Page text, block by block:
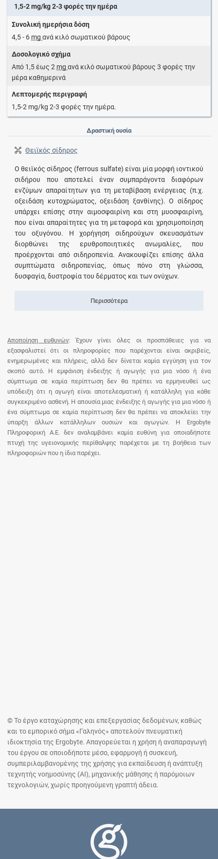
1,5-2 mg/kg 2-3 φορές την ημέρα
Συνολική ημερήσια δόση
4,5 - 6 mgανά κιλό σωματικού βάρους
Δοσολογικό σχήμα
Από 1,5 έως 2 mgανά κιλό σωματικού βάρους 3 φορές την
μέρα καθημερινά
Λεπτομερής περιγραφή
1,5-2 mg/kg 2-3 φορές την ημέρα.
Δραστική ουσία
Θειϊκός σίδηρος
Ο θειϊκός σίδηρος (ferrous sulfate) είναι μία μορφή ιοντικού
σιδήρου που αποτελεί έναν συμπαράγοντα διαφόρων
ενζύμων απαραίτητων για τη μεταβίβαση ενέργειας (π.χ.
οξειδάση κυτοχρώματος, οξειδάση ξανθίνης). Ο σίδηρος
υπάρχει επίσης στην αιμοσφαιρίνη και στη μυοσφαιρίνη,
που είναι απαραίτητες για τη μεταφορά και χρησιμοποίηση
του οξυγόνου. Η χορήγηση σιδηρούχων σκευασμάτων
διορθώνει της ερυθροποιητικές ανωμαλίες, που
προέρχονται από σιδηροπενία. Ανακουφίζει επίσης άλλα
συμπτώματα σιδηροπενίας, όπως πόνο στη γλώσσα,
δυσφαγία, δυστροφία του δέρματος και των ονύχων.
Περισσότερα
Αποποίηση ευθυνών: Έχουν γίνει όλες οι προσπάθειες για να
εξασφαλιστεί ότι οι πληροφορίες που παρέχονται είναι ακριβείς,
ενημερωμένες και πλήρεις, αλλά δεν δίνεται καμία εγγύηση για τον
σκοπό αυτό. Η εμφάνιση ένδειξης ή αγωγής για μια νόσο ή ένα
σύμπτωμα σε καμία περίπτωση δεν θα πρέπει να ερμηνευθεί ως
υπόδειξη ότι η αγωγή είναι αποτελεσματική ή κατάλληλη για κάθε
συγκεκριμένο ασθενή. Η απουσία μιας ένδειξης ή αγωγής για μια νόσο ή
ένα σύμπτωμα σε καμία περίπτωση δεν θα πρέπει να αποκλείει την
ύπαρξη άλλων κατάλληλων ουσιών και αγωγών. Η Ergobyte
Πληροφορική Α.Ε. δεν αναλαμβάνει καμία ευθύνη για οποιαδήποτε
πτυχή της υγειονομικής περίθαλψης παρέχεται με τη βοήθεια των
πληροφοριών που η ίδια παρέχει.
© Το έργο καταχώρησης και επεξεργασίας δεδομένων, καθώς
και το εμπορικό σήμα «Γαληνός» αποτελούν πνευματική
ιδιοκτησία της Ergobyte. Απαγορεύεται η χρήση ή αναπαραγωγή
του έργου σε οποιοδήποτε μέσο, εφαρμογή ή συσκευή,
συμπεριλαμβανομένης της χρήσης για εκπαίδευση ή ανάπτυξη
τεχνητής νοημοσύνης (AI), μηχανικής μάθησης ή παρόμοιων
τεχνολογιών, χωρίς προηγούμενη γραπτή άδεια.